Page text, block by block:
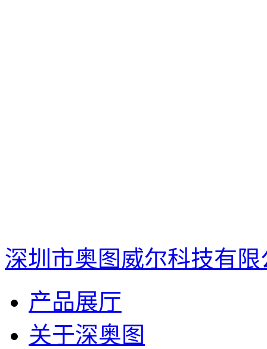
深圳市奥图威尔科技有限
产品展厅
关于深奥图